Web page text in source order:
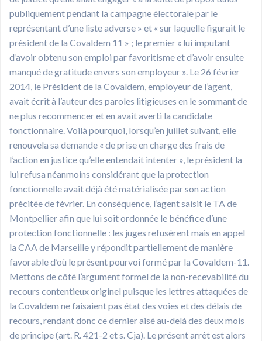
publiquement pendant la campagne électorale par le
représentant d’une liste adverse » et « sur laquelle figurait le
président de la Covaldem 11 » ; le premier « lui imputant
d’avoir obtenu son emploi par favoritisme et d’avoir ensuite
manqué de gratitude envers son employeur ». Le 26 février
2014, le Président de la Covaldem, employeur de l’agent,
avait écrit à l’auteur des paroles litigieuses en le sommant de
ne plus recommencer et en avait averti la candidate
fonctionnaire. Voilà pourquoi, lorsqu’en juillet suivant, elle
renouvela sa demande « de prise en charge des frais de
l’action en justice qu’elle entendait intenter », le président la
lui refusa néanmoins considérant que la protection
fonctionnelle avait déjà été matérialisée par son action
précitée de février. En conséquence, l’agent saisit le TA de
Montpellier afin que lui soit ordonnée le bénéfice d’une
protection fonctionnelle : les juges refusèrent mais en appel
la CAA de Marseille y répondit partiellement de manière
favorable d’où le présent pourvoi formé par la Covaldem-11.
Mettons de côté l’argument formel de la non-recevabilité du
recours contentieux originel puisque les lettres attaquées de
la Covaldem ne faisaient pas état des voies et des délais de
recours, rendant donc ce dernier aisé au-delà des deux mois
de principe (art. R. 421-2 et s. Cja). Le présent arrêt est alors